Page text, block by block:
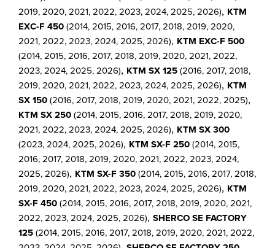
2019, 2020, 2021, 2022, 2023, 2024, 2025, 2026), KTM
EXC-F 450(2014, 2015, 2016, 2017, 2018, 2019, 2020,
2021, 2022, 2023, 2024, 2025, 2026), KTM EXC-F 500
(2014, 2015, 2016, 2017, 2018, 2019, 2020, 2021, 2022,
2023, 2024, 2025, 2026), KTM SX 125(2016, 2017, 2018,
2019, 2020, 2021, 2022, 2023, 2024, 2025, 2026), KTM
SX 150(2016, 2017, 2018, 2019, 2020, 2021, 2022, 2025),
KTM SX 250(2014, 2015, 2016, 2017, 2018, 2019, 2020,
2021, 2022, 2023, 2024, 2025, 2026), KTM SX 300
(2023, 2024, 2025, 2026), KTM SX-F 250(2014, 2015,
2016, 2017, 2018, 2019, 2020, 2021, 2022, 2023, 2024,
2025, 2026), KTM SX-F 350(2014, 2015, 2016, 2017, 2018,
2019, 2020, 2021, 2022, 2023, 2024, 2025, 2026), KTM
SX-F 450(2014, 2015, 2016, 2017, 2018, 2019, 2020, 2021,
2022, 2023, 2024, 2025, 2026), SHERCO SE FACTORY
125(2014, 2015, 2016, 2017, 2018, 2019, 2020, 2021, 2022,